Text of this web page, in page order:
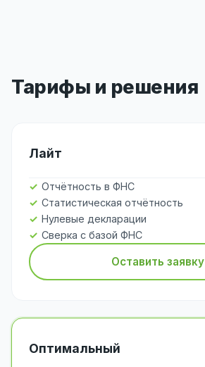
Тарифы и решения
Лайт
Отчётность в ФНС
Статистическая отчётность
Нулевые декларации
Сверка с базой ФНС
Оставить заявку
Оптимальный